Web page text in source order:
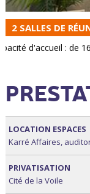
HALL PEN
Capacité d'accueil :
LOCATION ESPACES
Karré Affaires,
PRIVATISATION
Cité de la Voile